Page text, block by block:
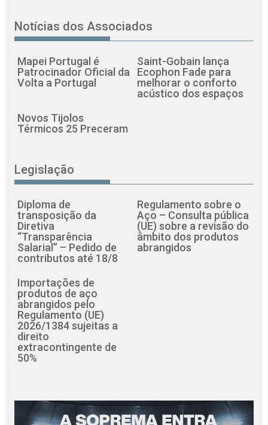
Notícias dos Associados
Mapei Portugal é
Patrocinador Oficial da
Volta a Portugal
Saint-Gobain lança
Ecophon Fade para
melhorar o conforto
acústico dos espaços
Novos Tijolos
Térmicos 25 Preceram
Legislação
Diploma de
transposição da
Diretiva
“Transparência
Salarial” – Pedido de
contributos até 18/8
Regulamento sobre o
Aço – Consulta pública
(UE) sobre a revisão do
âmbito dos produtos
abrangidos
Importações de
produtos de aço
abrangidos pelo
Regulamento (UE)
2026/1384 sujeitas a
direito
extracontingente de
50%